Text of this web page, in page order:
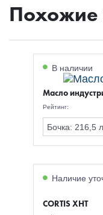
Похожие
В наличии
Масло
Рейтинг:
Наличие
CORTIS XHT